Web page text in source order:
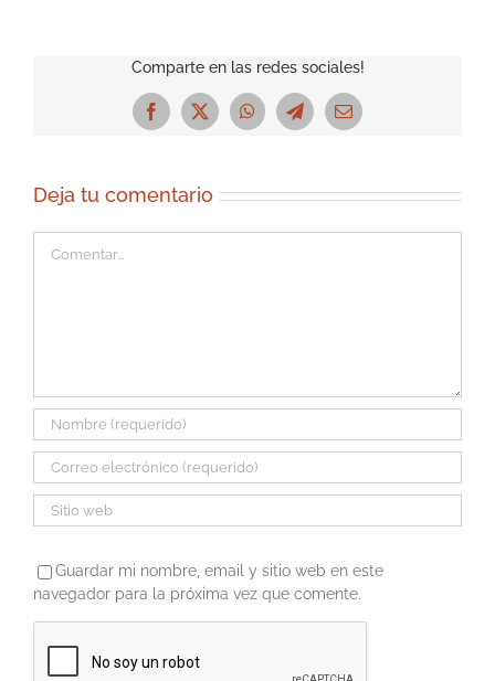
Comparte en las redes sociales!
Facebook
X WhatsAppTelegramCorreo
Deja tu comentario
Guardar mi nombre, email y sitio web en este
navegador para la próxima vez que comente.